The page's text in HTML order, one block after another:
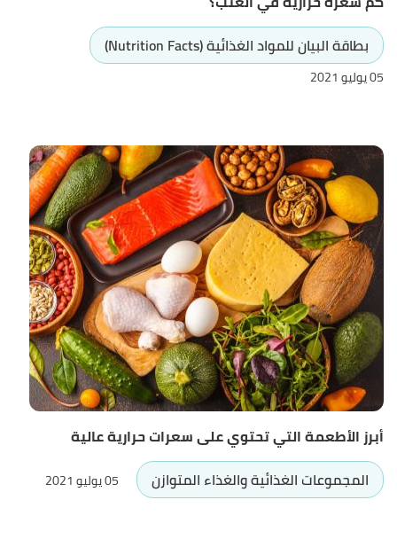
بطاقة البيان للمواد الغذائية (Nutrition Facts)
05 يوليو 2021
أبرز الأطعمة التي تحتوي على سعرات حرارية عالية
المجموعات الغذائية والغذاء المتوازن
05 يوليو 2021